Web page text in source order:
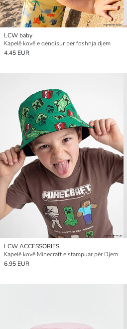
LCW baby
Kapelë kovë e qëndisur për foshnja djem
4.45 EUR
LCW ACCESSORIES
Kapelë kovë Minecraft e stampuar për Djem
6.95 EUR